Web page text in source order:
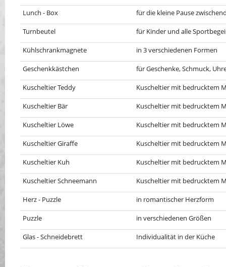
Lunch - Box für die kleine Pause
Turnbeutel für Kinder und alle
Kühlschrankmagnete in 3 verschiedenen Formen
Geschenkkästchen für Geschenke, Schmuck,
Kuscheltier Teddy Kuscheltier mit bedrucktem
Kuscheltier Bär Kuscheltier mit bedrucktem
Kuscheltier Löwe Kuscheltier mit bedrucktem
Kuscheltier Giraffe Kuscheltier mit bedrucktem
Kuscheltier Kuh Kuscheltier mit bedrucktem
Kuscheltier Schneemann Kuscheltier mit bedrucktem
Herz - Puzzle in romantischer Herzform
Puzzle in verschiedenen Größen
Glas - Schneidebrett Individualität in der Küche